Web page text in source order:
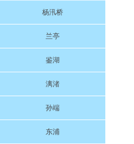
杨汛桥
兰亭
鉴湖
漓渚
孙端
东浦